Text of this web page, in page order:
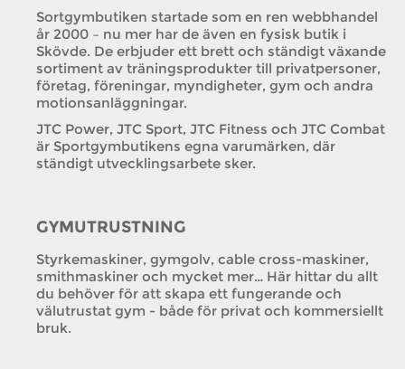
Sortgymbutiken startade som en ren webbhandel
år 2000 – nu mer har de även en fysisk butik i
Skövde. De erbjuder ett brett och ständigt växande
sortiment av träningsprodukter till privatpersoner,
företag, föreningar, myndigheter, gym och andra
motionsanläggningar.
JTC Power, JTC Sport, JTC Fitness och JTC Combat
är Sportgymbutikens egna varumärken, där
ständigt utvecklingsarbete sker.
GYMUTRUSTNING
Styrkemaskiner, gymgolv, cable cross-maskiner,
smithmaskiner och mycket mer… Här hittar du allt
du behöver för att skapa ett fungerande och
välutrustat gym - både för privat och kommersiellt
bruk.